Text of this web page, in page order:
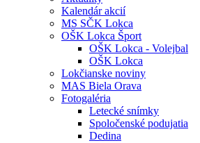
Kalendár akcií
MS SČK Lokca
OŠK Lokca Šport
OŠK Lokca - Volejbal
OŠK Lokca
Lokčianske noviny
MAS Biela Orava
Fotogaléria
Letecké snímky
Spoločenské podujatia
Dedina